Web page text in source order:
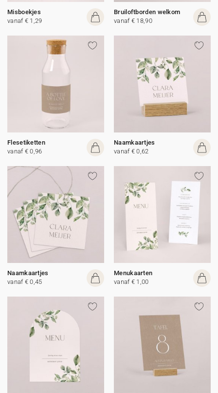
Misboekjes
vanaf € 1,29
Bruiloftborden welkom
vanaf € 18,90
Flesetiketten
vanaf € 0,96
Naamkaartjes
vanaf € 0,62
Naamkaartjes
vanaf € 0,45
Menukaarten
vanaf € 1,00